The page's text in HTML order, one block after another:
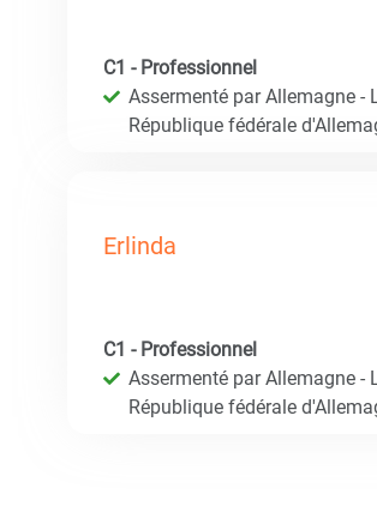
C1 - Professionnel
Assermenté par Allemagne -
République fédérale
Erlinda
C1 - Professionnel
Assermenté par Allemagne -
République fédérale